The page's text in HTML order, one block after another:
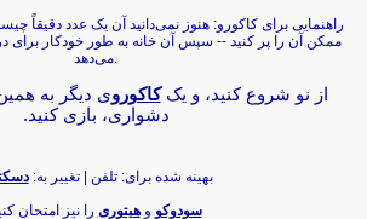
راهنمایی برای کاکورو: هنوز نمی‌دانید آن یک عدد دقیقاً
ممکن آن را پر کنید -- سپس آن خانه به طور خودکار برای
می‌دهد.
از نو شروع کنید، و یککاکوروی دیگر به
دشواری، بازی کنید.‏
بهینه شده برای: تلفن | تغییر به:
سودوکو وهیتوری را نیز امتحان